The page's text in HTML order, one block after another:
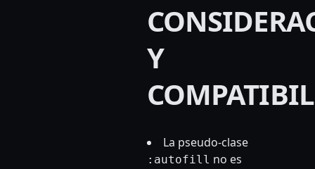
Y
La pseudo-clase
:autofill no es